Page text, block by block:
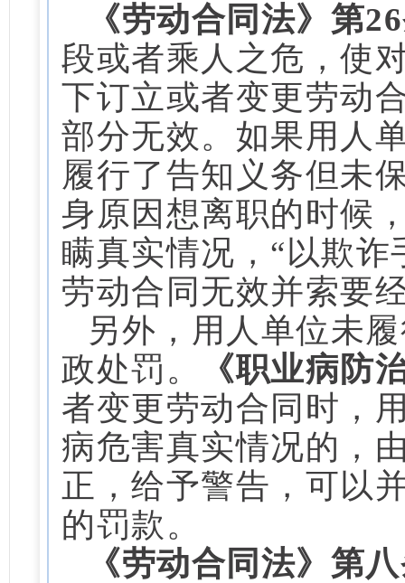
《劳动合同法》第
段或者乘人之危，使
下订立或者变更劳动
部分无效。如果用人
履行了告知义务但未
身原因想离职的时候
瞒真实情况，“以欺
劳动合同无效并索要
另外，用人单位未
政处罚。
《职业病防
者变更劳动合同时，
病危害真实情况的，
正，给予警告，可以
的罚款。
《劳动合同法》第